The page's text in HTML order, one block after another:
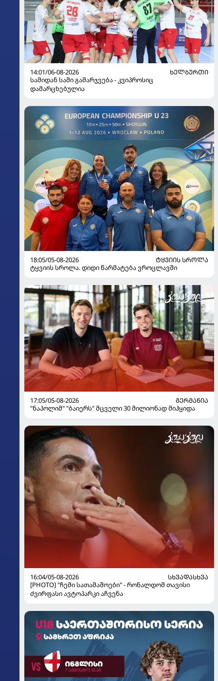
14:01/06-08-2026
ᲮᲔᲚᲑᲣᲠᲗᲘ
სამიდან სამი გამარჯვება - კვიპროსიც
დამარცხებულია
18:05/05-08-2026
ᲢᲧᲕᲘᲘᲡ ᲡᲠᲝᲚᲐ
ტყვიის სროლა. დიდი წარმატება ვროცლავში
17:05/05-08-2026
ᲒᲔᲠᲛᲐᲜᲘᲐ
"ნაპოლიმ" "ბაიერს" მცველი 30 მილიონად მიჰყიდა
16:04/05-08-2026
ᲡᲮᲕᲐᲓᲐᲡᲮᲕᲐ
[PHOTO] "ჩემი სათამაშოები" - რონალდომ თავისი
ძვირფასი ავტოპარკი აჩვენა